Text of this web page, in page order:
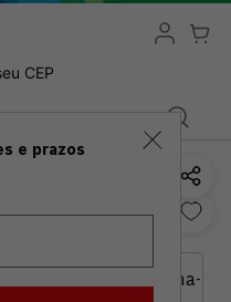
CEP
e prazos
Bosch Special for Brick